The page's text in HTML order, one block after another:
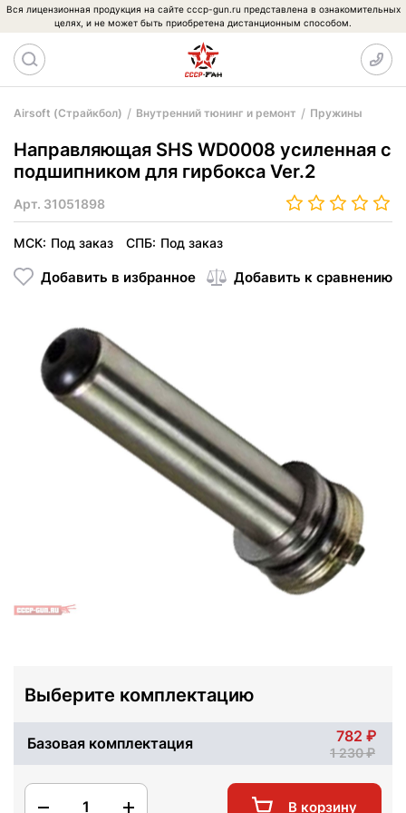
Вся лицензионная продукция на сайте cccp-gun.ru представлена в ознакомительных
целях, и не может быть приобретена дистанционным способом.
Airsoft (Страйкбол) Внутренний тюнинг и ремонт Пружины
Направляющая SHS WD0008 усиленная с
подшипником для гирбокса Ver.2
Арт. 31051898
МСК: Под заказ СПБ: Под заказ
Добавить в избранное Добавить к сравнению
Выберите комплектацию
Базовая комплектация 782
1 230
1 В корзину